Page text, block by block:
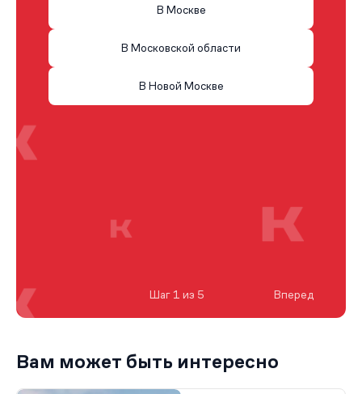
В Москве
В Московской области
В Новой Москве
Шаг 1 из 5 Вперед
Вам может быть интересно